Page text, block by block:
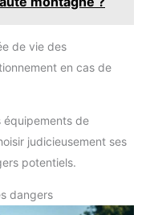
de vie des
en cas de
équipements de
judicieusement ses
potentiels.
dangers